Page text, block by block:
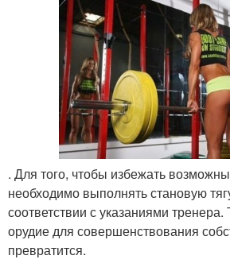
. Для того, чтобы избежать
необходимо выполнять становую
соответствии с указаниями
орудие для совершенствования
превратится.